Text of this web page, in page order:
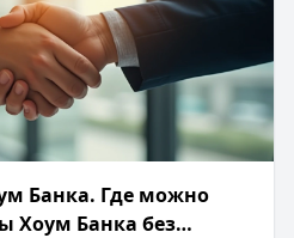
Банка. Где можно
Хоум Банка без